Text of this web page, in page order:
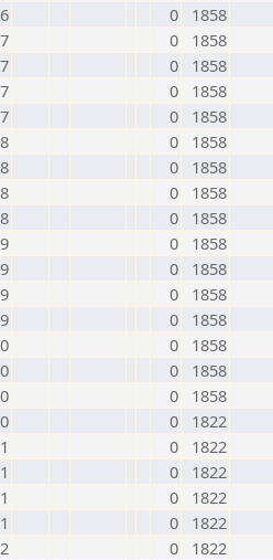
0
1858
0
1858
0
1858
0
1858
0
1858
0
1858
0
1858
0
1858
0
1858
0
1858
0
1858
0
1858
0
1858
0
1858
0
1858
0
1858
0
1822
0
1822
0
1822
0
1822
0
1822
0
1822